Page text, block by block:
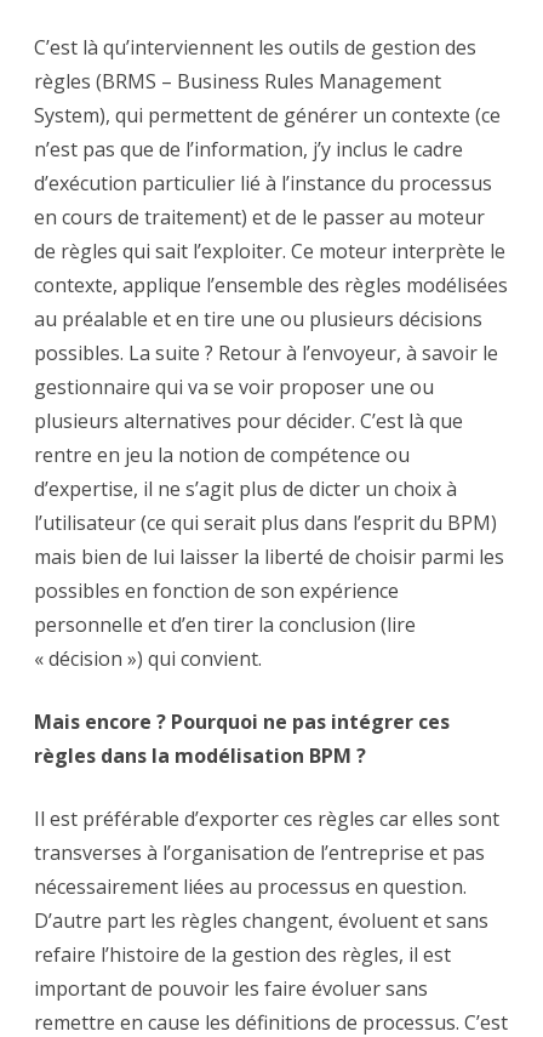
C’est là qu’interviennent les outils de gestion des
règles (BRMS – Business Rules Management
System), qui permettent de générer un contexte (ce
n’est pas que de l’information, j’y inclus le cadre
d’exécution particulier lié à l’instance du processus
en cours de traitement) et de le passer au moteur
de règles qui sait l’exploiter. Ce moteur interprète le
contexte, applique l’ensemble des règles modélisées
au préalable et en tire une ou plusieurs décisions
possibles. La suite ? Retour à l’envoyeur, à savoir le
gestionnaire qui va se voir proposer une ou
plusieurs alternatives pour décider. C’est là que
rentre en jeu la notion de compétence ou
d’expertise, il ne s’agit plus de dicter un choix à
l’utilisateur (ce qui serait plus dans l’esprit du BPM)
mais bien de lui laisser la liberté de choisir parmi les
possibles en fonction de son expérience
personnelle et d’en tirer la conclusion (lire
« décision ») qui convient.
Mais encore ? Pourquoi ne pas intégrer ces
règles dans la modélisation BPM ?
Il est préférable d’exporter ces règles car elles sont
transverses à l’organisation de l’entreprise et pas
nécessairement liées au processus en question.
D’autre part les règles changent, évoluent et sans
refaire l’histoire de la gestion des règles, il est
important de pouvoir les faire évoluer sans
remettre en cause les définitions de processus. C’est